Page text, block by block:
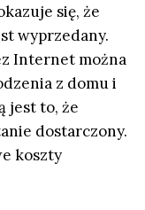
się, że
wyprzedany.
Internet można
z domu i
jest to, że
dostarczony.
koszty